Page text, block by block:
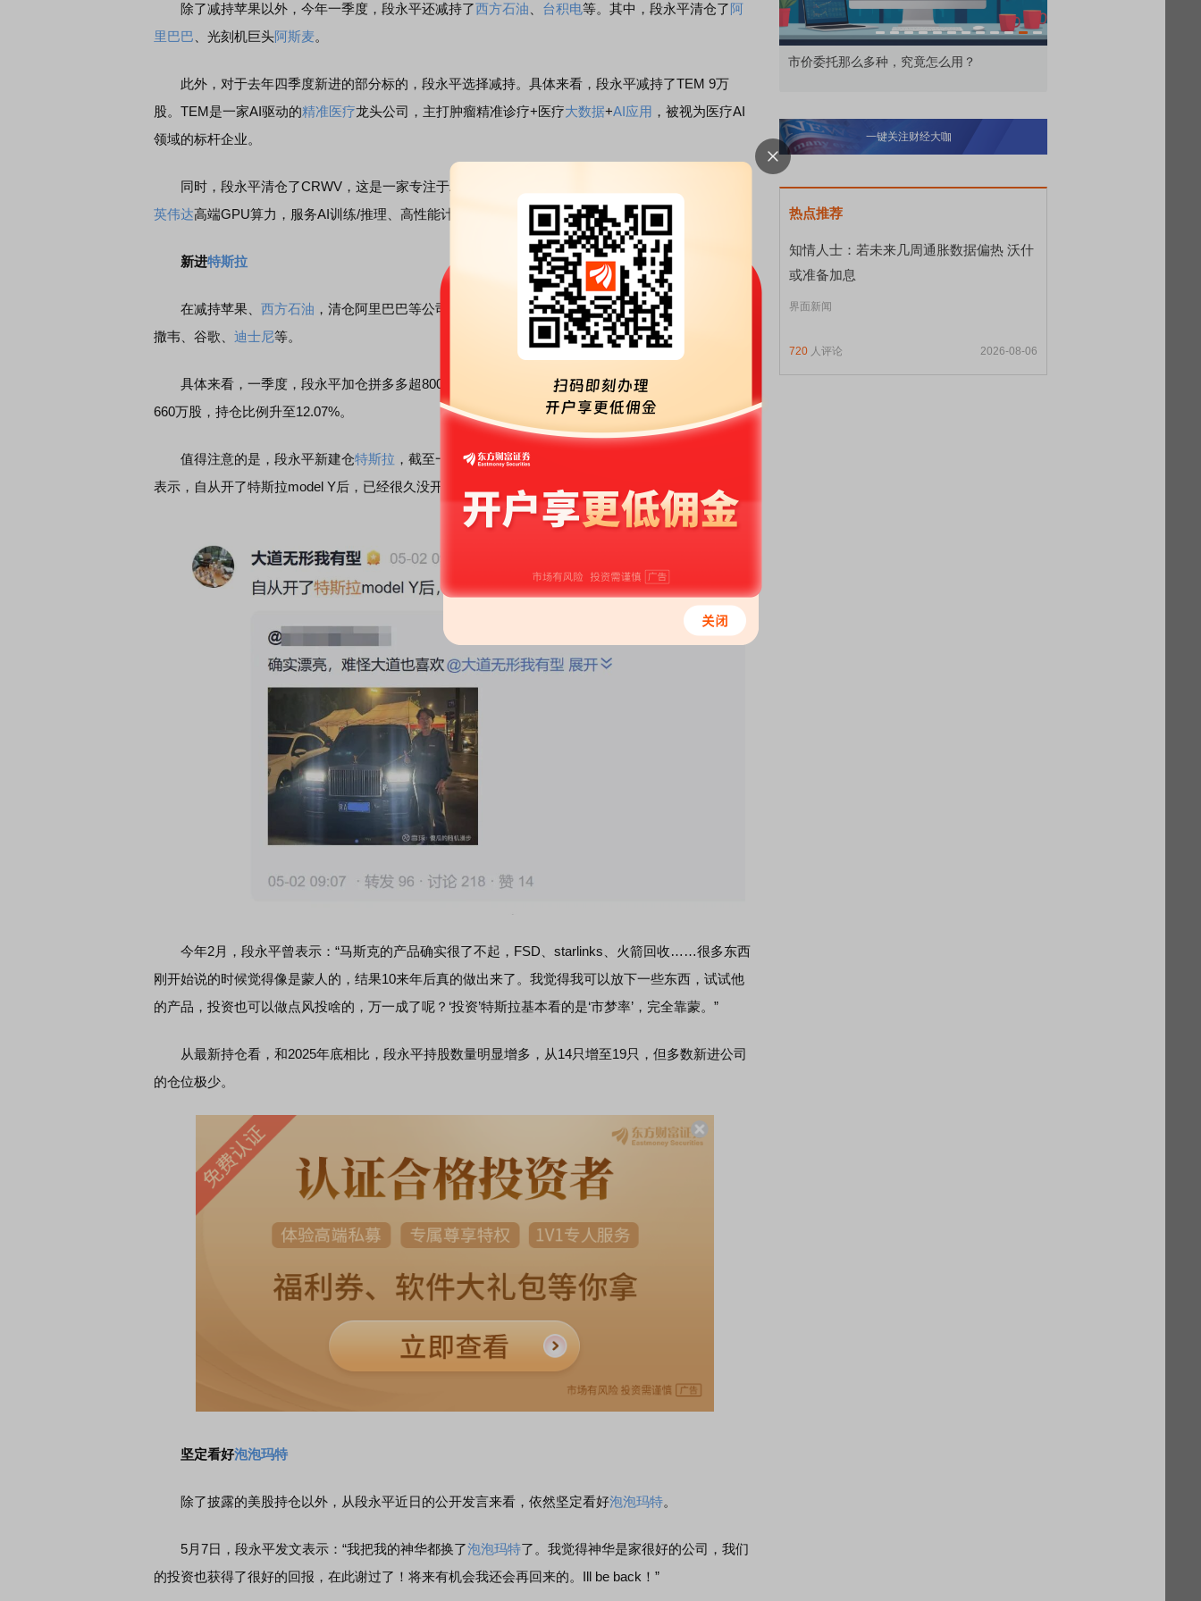
除了减持苹果以外，今年一季度，段永平还减持了西方石油 台积电等。其中，段永平清仓了阿
里巴巴 、光刻机巨头阿斯麦。
此外，对于去年四季度新进的部分标的，段永平选择减持。具体来看，段永平减持了TEM 9万
股。TEM是一家AI驱动的精准医疗龙头公司，主打肿瘤精准诊疗+医疗大数据+AI应用 ，被视为医疗AI
领域的标杆企业。
同时，段永平清仓了CRWV，这是一家专注于AI与高性能计算的专用云服务商，主营业务是出租
英伟达高端GPU算力，服务AI训练/推理、高性能计算、渲染等。
新进特斯拉
在减持苹果、 西方石油 ，清仓阿里巴巴等公司的同时，段永平加仓拼多多、英伟达、伯克希尔·哈
撒韦、谷歌、 迪士尼等。
具体来看，一季度，段永平加仓拼多多超800万股，拼多多持仓比例也升至10.09%，加仓英伟达超
660万股，持仓比例升至12.07%。
值得注意的是，段永平新建仓特斯拉 ，截至一季度末，持有特斯拉12.67亿美元。5月2日，段永平
表示，自从开了特斯拉model Y后，已经很久没开过
SUV了。
今年2月，段永平曾表示：“马斯克的产品确实很了不起，FSD、starlinks、火箭回收……很多东西
刚开始说的时候觉得像是蒙人的，结果10来年后真的做出来了。我觉得我可以放下一些东西，试试他
的产品，投资也可以做点风投啥的，万一成了呢？‘投资’特斯拉基本看的是‘市梦率’，完全靠蒙。”
从最新持仓看，和2025年底相比，段永平持股数量明显增多，从14只增至19只，但多数新进公司
的仓位极少。
坚定看好泡泡玛特
除了披露的美股持仓以外，从段永平近日的公开发言来看，依然坚定看好泡泡玛特。
5月7日，段永平发文表示：“我把我的神华都换了泡泡玛特了。我觉得神华是家很好的公司，我们
的投资也获得了很好的回报，在此谢过了！将来有机会我还会再回来的。Ill be back！”
市价委托那么多种，究竟怎么用？
一键关注财经大咖
热点推荐
知情人士：若未来几周通胀数据偏热 沃什
或准备加息
界面新闻
720 人评论 2026-08-06